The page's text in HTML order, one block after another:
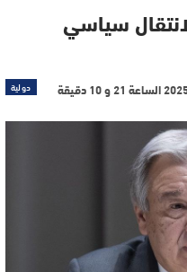
سياسي
دولية